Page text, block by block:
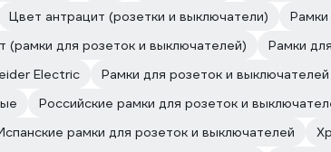
Цвет антрацит (розетки и выключатели)
(рамки для розеток и выключателей)
Рамки
Electric
Рамки для розеток и
Российские рамки для розеток и
рамки для розеток и выключателей